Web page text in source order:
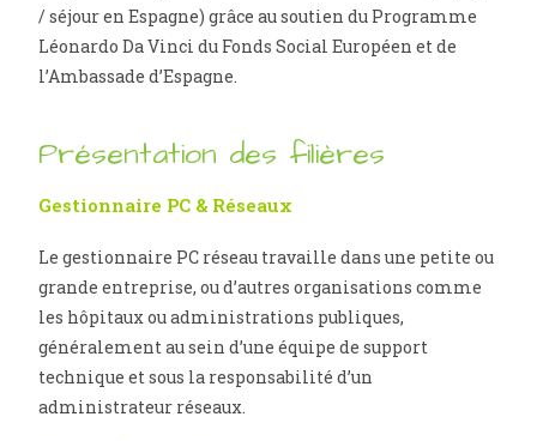
/ séjour en Espagne) grâce au soutien du Programme
Léonardo Da Vinci du Fonds Social Européen et de
l’Ambassade d’Espagne.
Présentation des filières
Gestionnaire PC & Réseaux
Le gestionnaire PC réseau travaille dans une petite ou
grande entreprise, ou d’autres organisations comme
les hôpitaux ou administrations publiques,
généralement au sein d’une équipe de support
technique et sous la responsabilité d’un
administrateur réseaux.